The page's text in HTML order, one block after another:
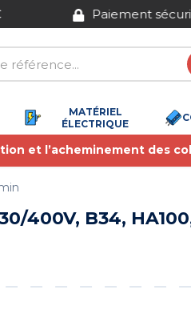
MATÉRIEL
ÉLECTRIQUE
et l’acheminement des
400V, B34,